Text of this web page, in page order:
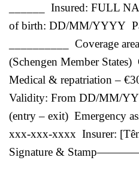
______ Insured: FULL
of birth: DD/MM/YYYY
__________ Coverage
(Schengen Member States)
Medical & repatriation –
Validity: From DD/MM/
(entry – exit) Emergency
xxx-xxx-xxxx Insurer:
Signature &